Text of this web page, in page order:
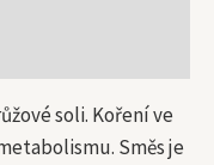
soli. Koření ve
Směs je